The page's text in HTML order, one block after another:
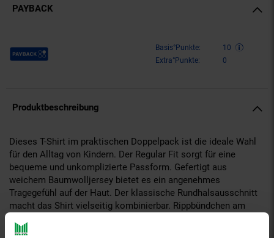
PAYBACK
Payback Punkte Basis°Punkte:
10
Extra°Punkte:
0
Produktbeschreibung
Dieses T-Shirt im praktischen Doppelpack ist die ideale Wahl
für den Alltag von Kindern. Der Regular Fit sorgt für eine
bequeme und unkomplizierte Passform. Gefertigt aus
weichem Baumwolljersey bietet es ein angenehmes
Tragegefühl auf der Haut. Der klassische Rundhalsausschnitt
macht das Shirt vielseitig kombinierbar. Rippbündchen am
auf der Vorderseite setzt stylische Akzente. Der Label-Print